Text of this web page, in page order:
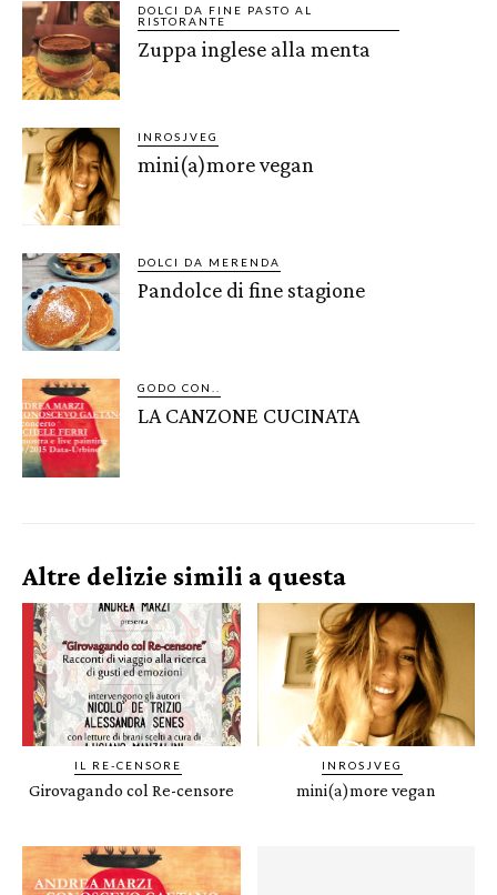
DOLCI DA FINE PASTO AL
RISTORANTE
Zuppa inglese alla menta
INROSJVEG
mini(a)more vegan
DOLCI DA MERENDA
Pandolce di fine stagione
GODO CON..
LA CANZONE CUCINATA
Altre delizie simili a questa
IL RE-CENSORE
Girovagando col Re-censore
INROSJVEG
mini(a)more vegan